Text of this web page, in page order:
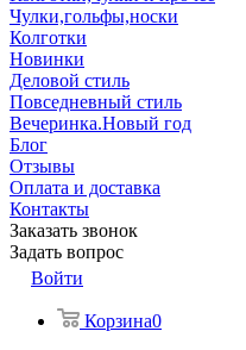
Чулки,гольфы,носки
Колготки
Новинки
Деловой стиль
Повседневный стиль
Вечеринка.Новый год
Блог
Отзывы
Оплата и доставка
Контакты
Заказать звонок
Задать вопрос
Войти
Корзина0